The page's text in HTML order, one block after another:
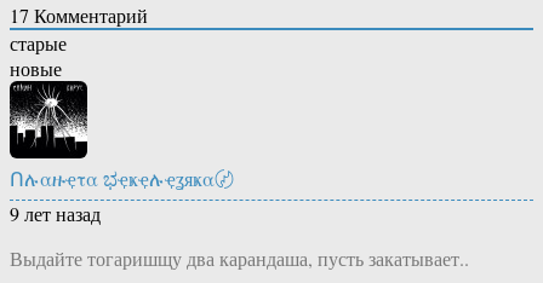
17 Комментарий
старые
новые
Ոሉαዙҿτα ಭҿҝҿሉҿʓяҝα〄
9 лет назад
Выдайте тогаришщу два карандаша, пусть закатывает..